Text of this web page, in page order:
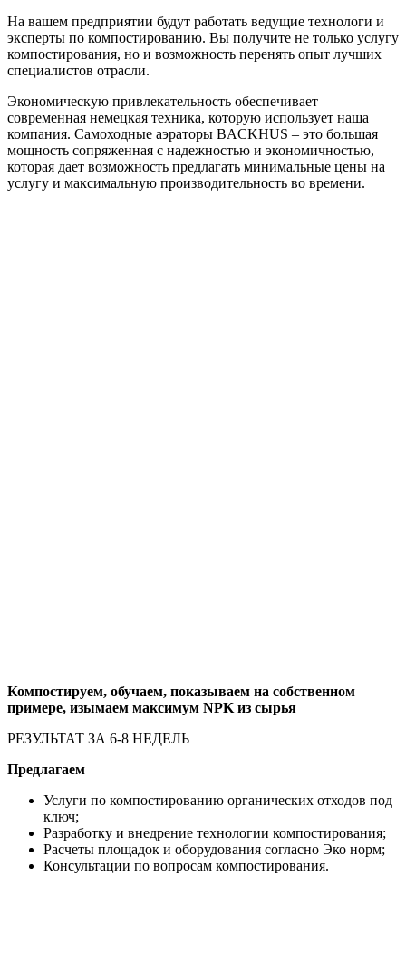
На вашем предприятии будут работать ведущие технологи и
эксперты по компостированию. Вы получите не только услугу
компостирования, но и возможность перенять опыт лучших
специалистов отрасли.
Экономическую привлекательность обеспечивает
современная немецкая техника, которую использует наша
компания. Самоходные аэраторы BACKHUS – это большая
мощность сопряженная с надежностью и экономичностью,
которая дает возможность предлагать минимальные цены на
услугу и максимальную производительность во времени.
Компостируем, обучаем, показываем на собственном
примере, изымаем максимум NPK из сырья
РЕЗУЛЬТАТ ЗА 6-8 НЕДЕЛЬ
Предлагаем
Услуги по компостированию органических отходов под
ключ;
Разработку и внедрение технологии компостирования;
Расчеты площадок и оборудования согласно Эко норм;
Консультации по вопросам компостирования.